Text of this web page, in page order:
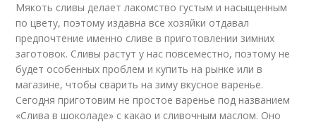
Мякоть сливы делает лакомство густым и насыщенным
по цвету, поэтому издавна все хозяйки отдавал
предпочтение именно сливе в приготовлении зимних
заготовок. Сливы растут у нас повсеместно, поэтому не
будет особенных проблем и купить на рынке или в
магазине, чтобы сварить на зиму вкусное варенье.
Сегодня приготовим не простое варенье под названием
«Слива в шоколаде» с какао и сливочным маслом. Оно